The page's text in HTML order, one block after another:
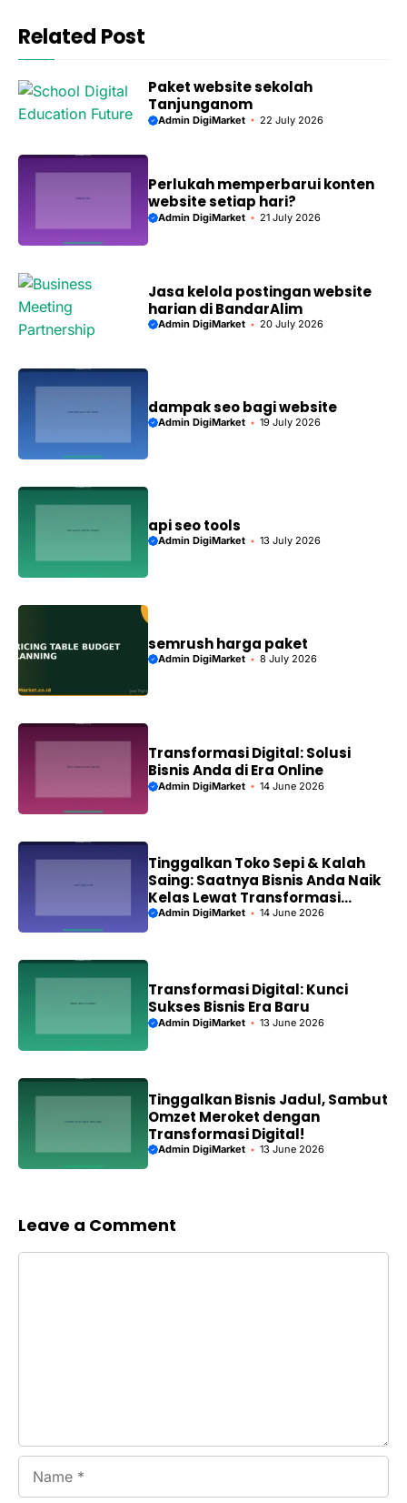
Related Post
Paket website sekolah
Tanjunganom
Admin DigiMarket 22 July 2026
Perlukah memperbarui konten
website setiap hari?
Admin DigiMarket 21 July 2026
Jasa kelola postingan website
harian di BandarAlim
Admin DigiMarket 20 July 2026
dampak seo bagi website
Admin DigiMarket 19 July 2026
api seo tools
Admin DigiMarket 13 July 2026
semrush harga paket
Admin DigiMarket 8 July 2026
Transformasi Digital: Solusi
Bisnis Anda di Era Online
Admin DigiMarket 14 June 2026
Tinggalkan Toko Sepi & Kalah
Saing: Saatnya Bisnis Anda Naik
Kelas Lewat Transformasi
Digital!
Admin DigiMarket 14 June 2026
Transformasi Digital: Kunci
Sukses Bisnis Era Baru
Admin DigiMarket 13 June 2026
Tinggalkan Bisnis Jadul, Sambut
Omzet Meroket dengan
Transformasi Digital!
Admin DigiMarket 13 June 2026
Leave a Comment